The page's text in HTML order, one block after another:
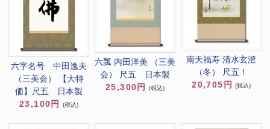
六字名号 中田逸夫
（三美会） 【大特
価】尺五 日本製
23,100円
(税込)
六瓢 内田洋美 （三美
会） 尺五 日本製
25,300円
(税込)
南天福寿 清水玄澄
（冬） 尺五！
20,705円 (税込)